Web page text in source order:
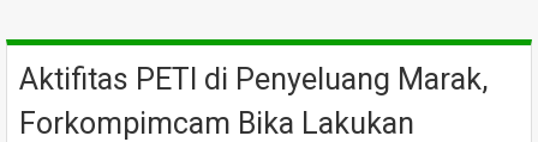
Aktifitas PETI di Penyeluang Marak,
Forkompimcam Bika Lakukan